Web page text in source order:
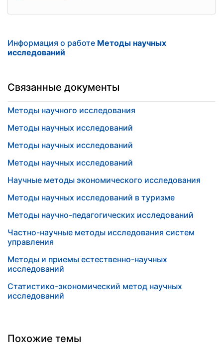
Информация о работе Методы научных
исследований
Связанные документы
Методы научного исследования
Методы научных исследований
Методы научных исследований
Методы научных исследований
Научные методы экономического исследования
Методы научных исследований в туризме
Методы научно-педагогических исследований
Частно-научные методы исследования систем
управления
Методы и приемы естественно-научных
исследований
Статистико-экономический метод научных
исследований
Похожие темы